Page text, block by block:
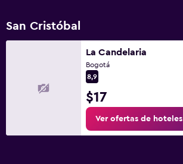
San Cristóbal
La Candelaria
Bogotá
8,9
$17
Ver ofertas de hoteles